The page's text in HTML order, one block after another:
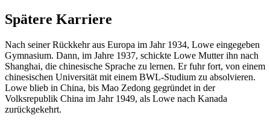
Spätere Karriere
Nach seiner Rückkehr aus Europa im Jahr 1934, Lowe eingegeben
Gymnasium. Dann, im Jahre 1937, schickte Lowe Mutter ihn nach
Shanghai, die chinesische Sprache zu lernen. Er fuhr fort, von einem
chinesischen Universität mit einem BWL-Studium zu absolvieren.
Lowe blieb in China, bis Mao Zedong gegründet in der
Volksrepublik China im Jahr 1949, als Lowe nach Kanada
zurückgekehrt.